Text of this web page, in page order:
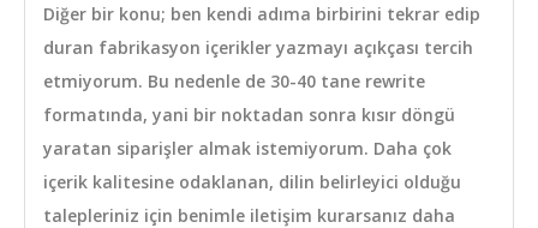
Diğer bir konu; ben kendi adıma birbirini tekrar edip
duran fabrikasyon içerikler yazmayı açıkçası tercih
etmiyorum. Bu nedenle de 30-40 tane rewrite
formatında, yani bir noktadan sonra kısır döngü
yaratan siparişler almak istemiyorum. Daha çok
içerik kalitesine odaklanan, dilin belirleyici olduğu
talepleriniz için benimle iletişim kurarsanız daha